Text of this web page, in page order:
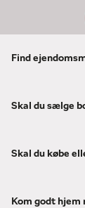
Find
Skal du sælge
Skal du købe
Kom godt hjem